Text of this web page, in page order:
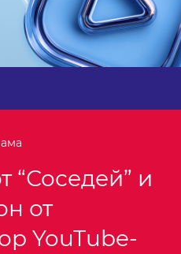
“Соседей” и
от
YouTube-